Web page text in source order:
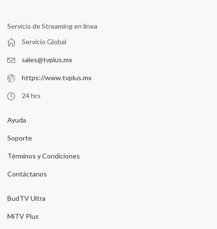
Servicio de Streaming en línea
Servicio Global
sales@tvplus.mx
https://www.tvplus.mx
24 hrs
Ayuda
Soporte
Términos y Condiciones
Contáctanos
BudTV Ultra
MiTV Plus